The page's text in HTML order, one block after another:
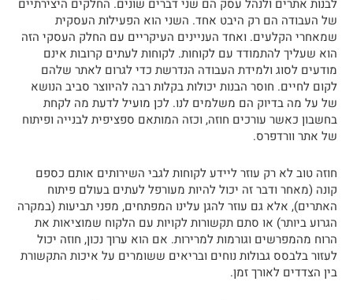
לבנות אתרים ולנהל עסק הם שני דברים שונים. החלקים היצירתיים
של העבודה הם רק היבט אחד. השני הוא הפעילות העסקית
שמאחרי הקלעים. ואחד העניינים העיקריים עם החלק העסקי הזה
הוא שעליך להתמודד עם לקוחות. לקוחות לעתים קרובות אינם
מודעים לסוג ולמידת העבודה הנדרשת כדי לגרום לאתר שלהם
לקום לחיים. חוסר הבנות יכולות בקלות רבה להיווצר סביב הנושא
של על מה בדיוק הם משלמים לנו. לכן מועיל לדעת מה לקחת
בחשבון כאשר עורכים חוזה, וכזה המותאם ספציפית לבנייה ופיתוח
של אתר וורדפרס.
חוזה טוב לא רק עוזר ליידע לקוחות לגבי השירותים אותם כספם
קונה (מאחר ודבר זה יכול להיות מעורפל לעתים בעולם פיתוח
האתרים), אלא גם עוזר להגן עלינו המפתחים, מפני תביעות (במקרה
הגרוע ביותר) או סתם תקשורות לקויות עם הלקוח שמוציאות את
הרוח מהמפרשים וגורמות למרירות. אם הוא ערוך נכון, חוזה יכול
לעזור בלבסס גבולות נוחים ובריאים ששומרים על איכות התקשורת
בין הצדדים לאורך זמן.